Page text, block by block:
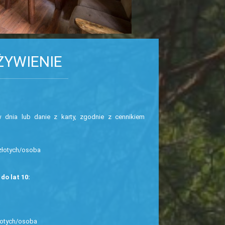
dnia lub danie z karty, zgodnie z cennikiem
osoba
lat 10:
osoba